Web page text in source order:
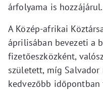
árfolyama is hozzájárul.
A Közép-afrikai
áprilisában bevezeti a
fizetőeszközként,
született, míg
kedvezőbb